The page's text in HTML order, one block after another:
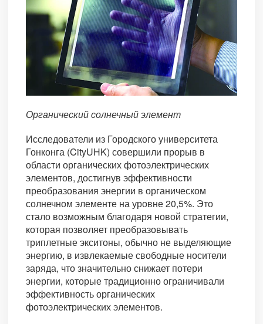
Органический солнечный элемент
Исследователи из Городского университета
Гонконга (CityUHK) совершили прорыв в
области органических фотоэлектрических
элементов, достигнув эффективности
преобразования энергии в органическом
солнечном элементе на уровне 20,5%. Это
стало возможным благодаря новой стратегии,
которая позволяет преобразовывать
триплетные экситоны, обычно не выделяющие
энергию, в извлекаемые свободные носители
заряда, что значительно снижает потери
энергии, которые традиционно ограничивали
эффективность органических
фотоэлектрических элементов.